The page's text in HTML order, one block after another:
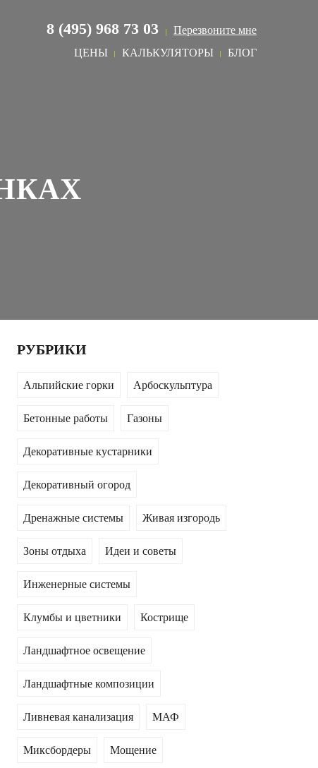
8 (495) 968 73 03
Перезвоните мне
ЦЕНЫ
КАЛЬКУЛЯТОРЫ БЛОГ
РУБРИКИ
Альпийские горки Арбоскульптура
Бетонные работы Газоны
Декоративные кустарники
Декоративный огород
Дренажные системы Живая изгородь
Зоны отдыха Идеи и советы
Инженерные системы
Клумбы и цветники Кострище
Ландшафтное освещение
Ландшафтные композиции
Ливневая канализация МАФ
Миксбордеры Мощение